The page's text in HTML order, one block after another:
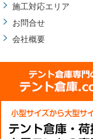
施工対応エリア
お問合せ
会社概要